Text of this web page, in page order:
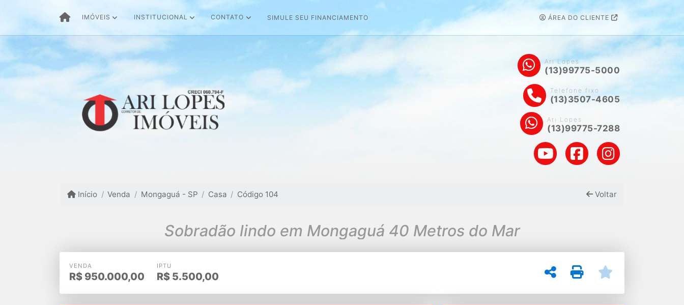
IMÓVEIS INSTITUCIONAL CONTATO SIMULE SEU FINANCIAMENTO ÁREA DO CLIENTE
Ari Lopes
(13)99775-5000
Telefone fixo
(13)3507-4605
Ari Lopes
(13)99775-7288
Início Venda Mongaguá - SP Casa Código 104 Voltar
Sobradão lindo em Mongaguá 40 Metros do Mar
VENDA
R$ 950.000,00
IPTU
R$ 5.500,00